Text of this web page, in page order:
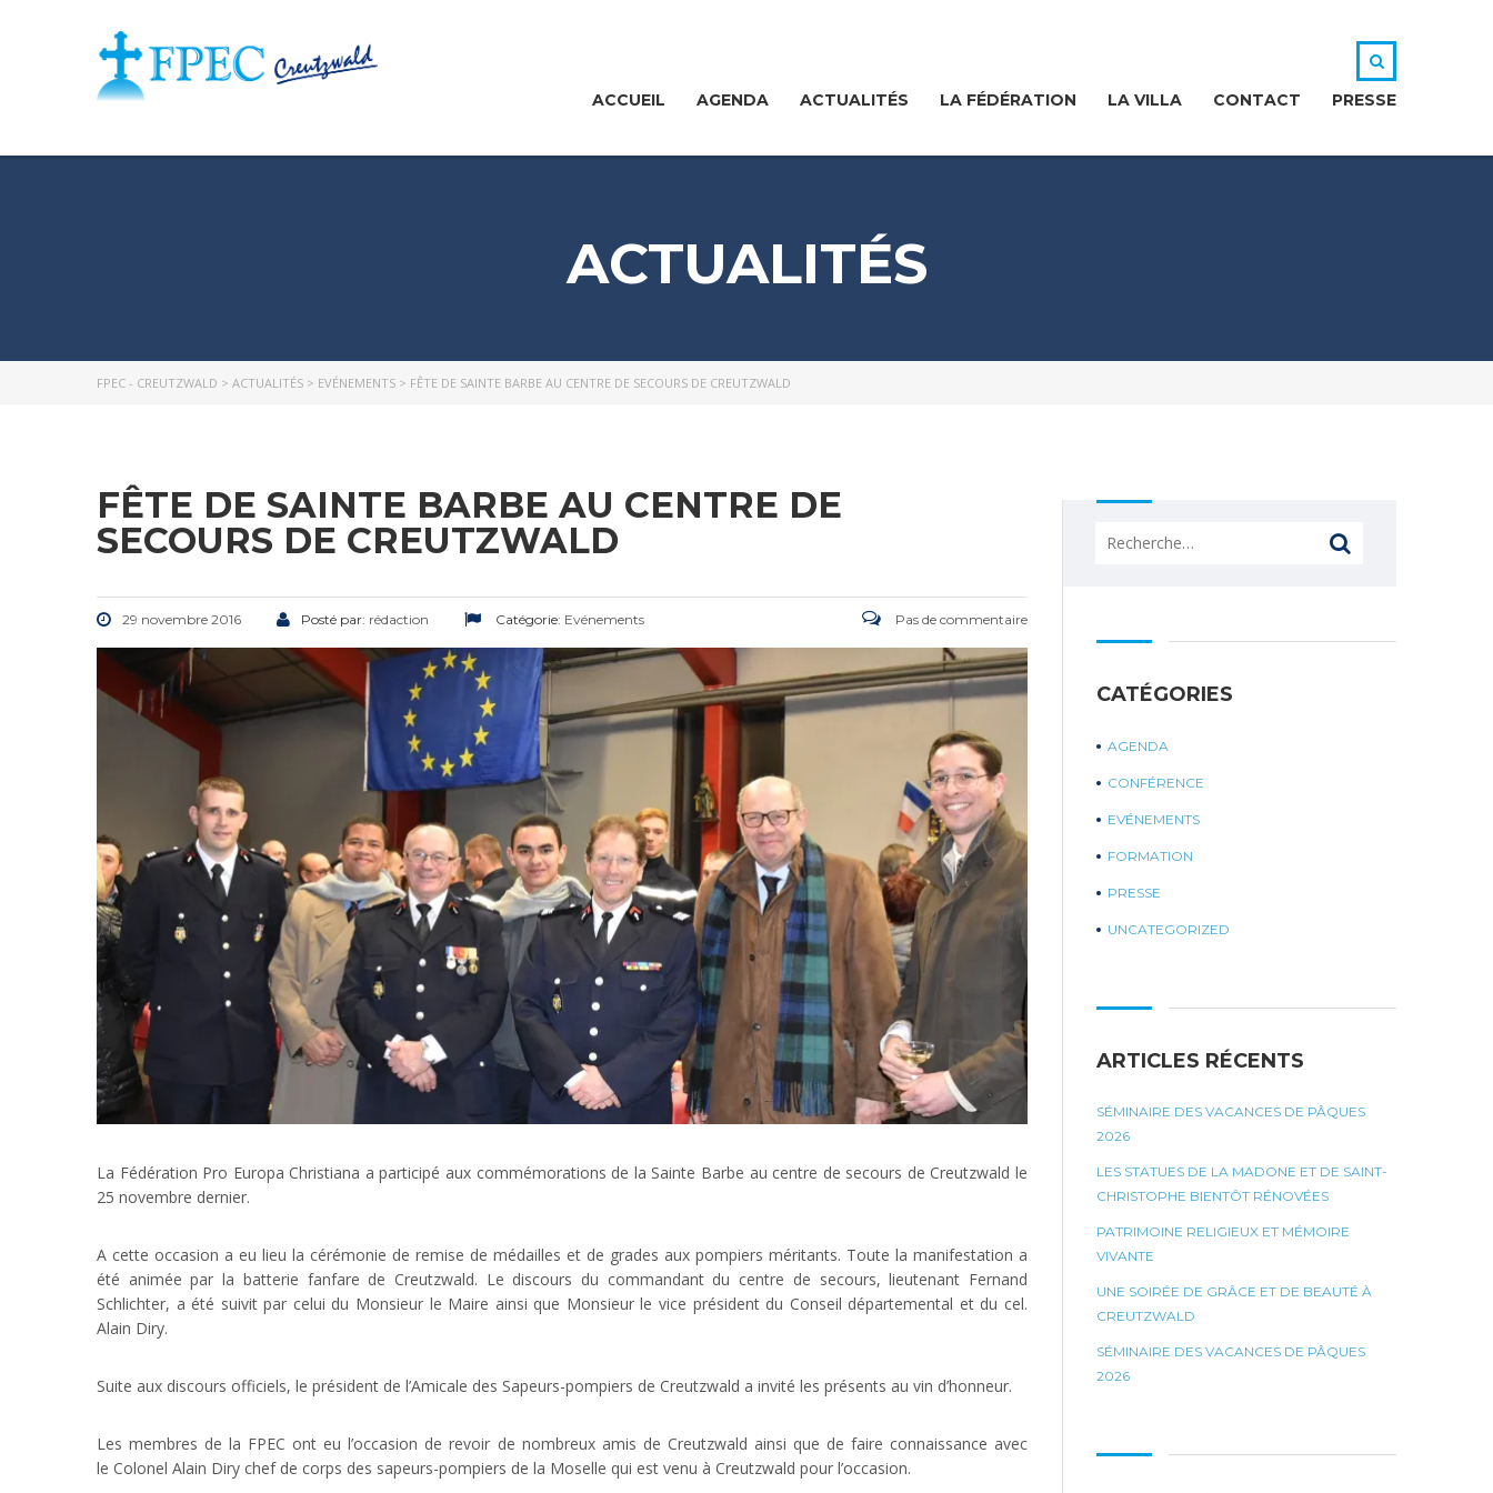
ACCUEIL AGENDA ACTUALITÉS LA FÉDÉRATION LA VILLA CONTACT PRESSE
ACTUALITÉS
FPEC - CREUTZWALD > ACTUALITÉS > EVÉNEMENTS > FÊTE DE SAINTE BARBE AU CENTRE DE SECOURS DE CREUTZWALD
FÊTE DE SAINTE BARBE AU CENTRE DE
SECOURS DE CREUTZWALD
29 novembre 2016 Posté par: rédaction Catégorie: Evénements Pas de commentaire
La Fédération Pro Europa Christiana a participé aux commémorations de la Sainte Barbe au centre de secours de Creutzwald le
25 novembre dernier.
A cette occasion a eu lieu la cérémonie de remise de médailles et de grades aux pompiers méritants. Toute la manifestation a
été animée par la batterie fanfare de Creutzwald. Le discours du commandant du centre de secours, lieutenant Fernand
Schlichter, a été suivit par celui du Monsieur le Maire ainsi que Monsieur le vice président du Conseil départemental et du cel.
Alain Diry.
Suite aux discours officiels, le président de l’Amicale des Sapeurs-pompiers de Creutzwald a invité les présents au vin d’honneur.
Les membres de la FPEC ont eu l’occasion de revoir de nombreux amis de Creutzwald ainsi que de faire connaissance avec
le Colonel Alain Diry chef de corps des sapeurs-pompiers de la Moselle qui est venu à Creutzwald pour l’occasion.
Rechercher :
CATÉGORIES
AGENDA
CONFÉRENCE
EVÉNEMENTS
FORMATION
PRESSE
UNCATEGORIZED
ARTICLES RÉCENTS
SÉMINAIRE DES VACANCES DE PÂQUES
2026
LES STATUES DE LA MADONE ET DE SAINT-
CHRISTOPHE BIENTÔT RÉNOVÉES
PATRIMOINE RELIGIEUX ET MÉMOIRE
VIVANTE
UNE SOIRÉE DE GRÂCE ET DE BEAUTÉ À
CREUTZWALD
SÉMINAIRE DES VACANCES DE PÂQUES
2026